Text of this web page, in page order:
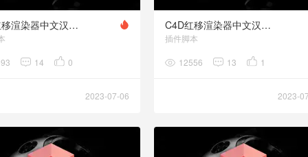
C4D红移渲染器中文汉化语言包Redshift 3.5.15
14 0
2023-07-06
C4D红移渲染器中文汉化语言包Redshift 3.5.14
插件脚本
12556 13 1
2023-